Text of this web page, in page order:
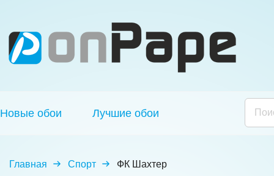
Новые обои Лучшие обои
Главная Спорт ФК Шахтер